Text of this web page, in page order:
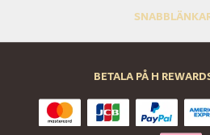
BETALA PÅ H